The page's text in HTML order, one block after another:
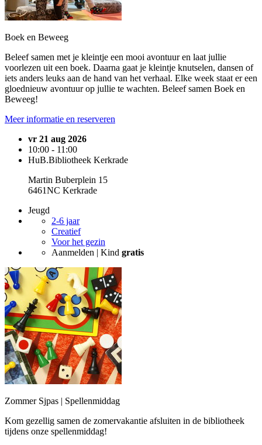
Boek en Beweeg
Beleef samen met je kleintje een mooi avontuur en laat jullie
voorlezen uit een boek. Daarna gaat je kleintje knutselen, dansen of
iets anders leuks aan de hand van het verhaal. Elke week staat er een
gloednieuw avontuur op jullie te wachten. Beleef samen Boek en
Beweeg!
Meer informatie en reserveren
vr 21 aug 2026
10:00 - 11:00
HuB.Bibliotheek Kerkrade
Martin Buberplein 15
6461NC Kerkrade
Jeugd
2-6 jaar
Creatief
Voor het gezin
Aanmelden | Kind gratis
Zommer Sjpas | Spellenmiddag
Kom gezellig samen de zomervakantie afsluiten in de bibliotheek
tijdens onze spellenmiddag!